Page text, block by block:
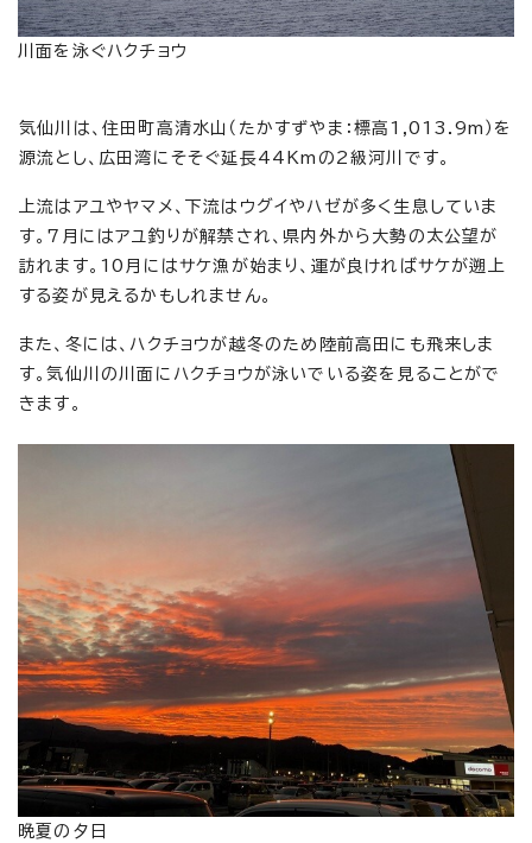
川面を泳ぐハクチョウ
気仙川は、住田町高清水山（たかすずやま：標高1,013.9m）を
源流とし、広田湾にそそぐ延長44Kmの2級河川です。
上流はアユやヤマメ、下流はウグイやハゼが多く生息していま
す。7月にはアユ釣りが解禁され、県内外から大勢の太公望が
訪れます。10月にはサケ漁が始まり、運が良ければサケが遡上
する姿が見えるかもしれません。
また、冬には、ハクチョウが越冬のため陸前高田にも飛来しま
す。気仙川の川面にハクチョウが泳いでいる姿を見ることがで
きます。
晩夏の夕日